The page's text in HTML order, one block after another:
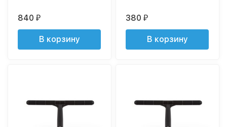
840₽
В корзину
380₽
В корзину